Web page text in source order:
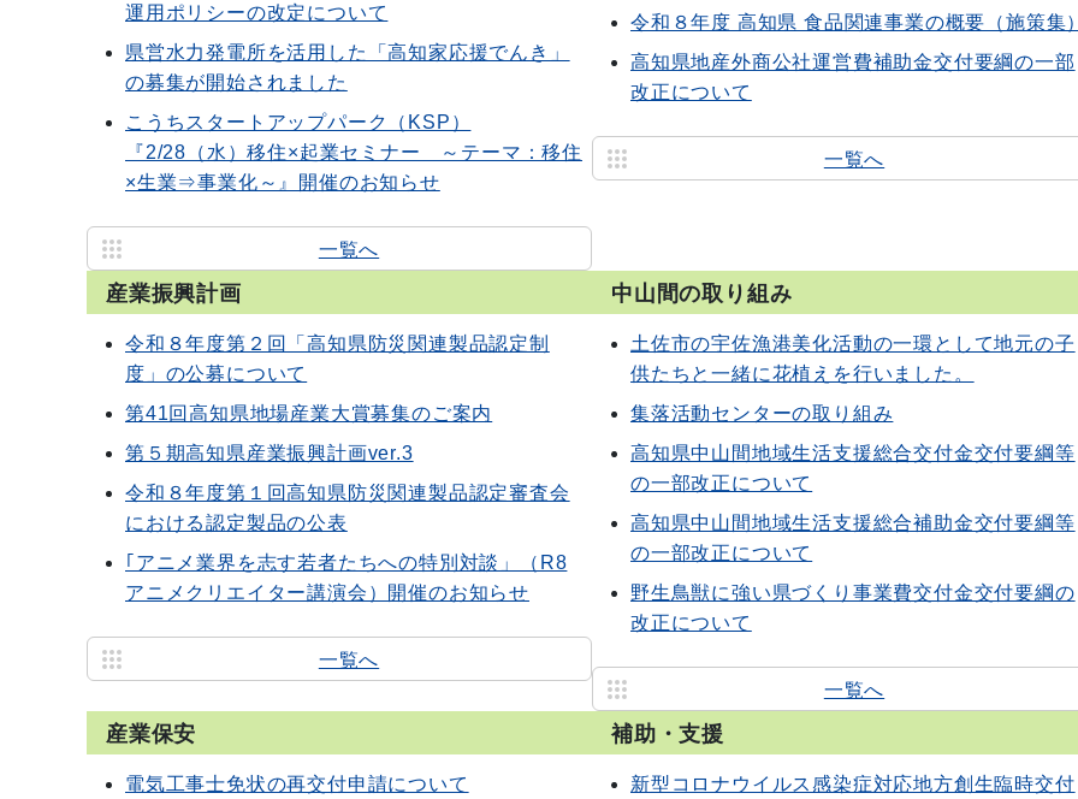
運用ポリシーの改定について
県営水力発電所を活用した「高知家応援でんき」
の募集が開始されました
こうちスタートアップパーク（KSP）
『2/28（水）移住×起業セミナー ～テーマ：移住
×生業⇒事業化～』開催のお知らせ
一覧へ
令和８年度 高知県 食品関連事業の概要（施策集
高知県地産外商公社運営費補助金交付要綱の一部
改正について
一覧へ
産業振興計画
令和８年度第２回「高知県防災関連製品認定制
度」の公募について
第41回高知県地場産業大賞募集のご案内
第５期高知県産業振興計画ver.3
令和８年度第１回高知県防災関連製品認定審査会
における認定製品の公表
｢アニメ業界を志す若者たちへの特別対談」（R8
アニメクリエイター講演会）開催のお知らせ
一覧へ
中山間の取り組み
土佐市の宇佐漁港美化活動の一環として地元の子
供たちと一緒に花植えを行いました。
集落活動センターの取り組み
高知県中山間地域生活支援総合交付金交付要綱等
の一部改正について
高知県中山間地域生活支援総合補助金交付要綱等
の一部改正について
野生鳥獣に強い県づくり事業費交付金交付要綱の
改正について
一覧へ
産業保安
電気工事士免状の再交付申請について
補助・支援
新型コロナウイルス感染症対応地方創生臨時交付